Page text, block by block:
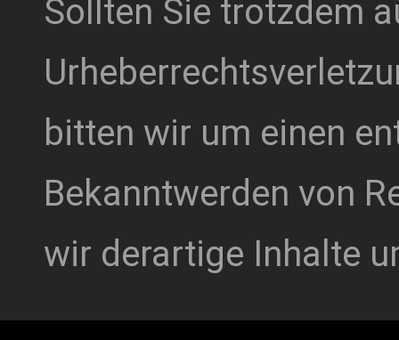
Sollten Sie trotzdem
bitten wir um einen
Bekanntwerden von
wir derartige Inhalte